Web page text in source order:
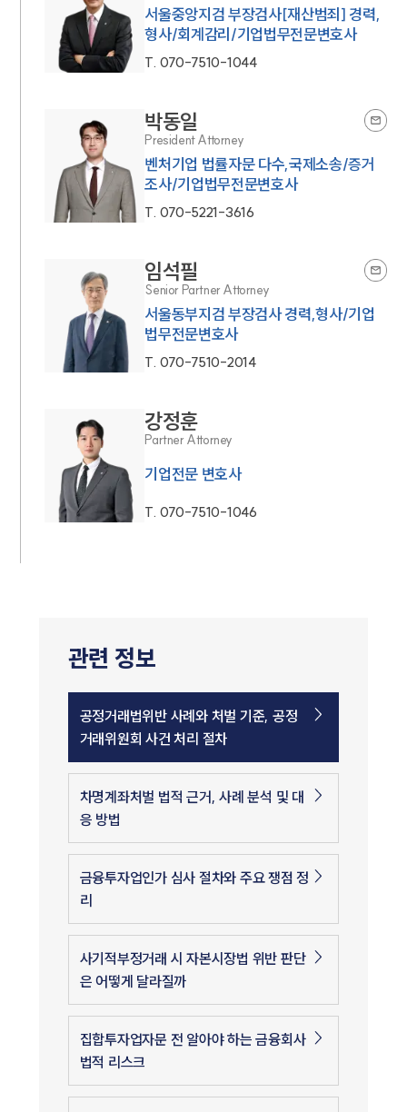
서울중앙지검 부장검사[재산범죄] 경력,
형사/회계감리/기업법무전문변호사
T. 070-7510-1044
박동일
President Attorney
벤처기업 법률자문 다수,국제소송/증거
조사/기업법무전문변호사
T. 070-5221-3616
임석필
Senior Partner Attorney
서울동부지검 부장검사 경력,형사/기업
법무전문변호사
T. 070-7510-2014
강정훈
Partner Attorney
기업전문 변호사
T. 070-7510-1046
관련 정보
공정거래법위반 사례와 처벌 기준, 공정
거래위원회 사건 처리 절차
차명계좌처벌 법적 근거, 사례 분석 및 대
응 방법
금융투자업인가 심사 절차와 주요 쟁점 정
리
사기적부정거래 시 자본시장법 위반 판단
은 어떻게 달라질까
집합투자업자문 전 알아야 하는 금융회사
법적 리스크